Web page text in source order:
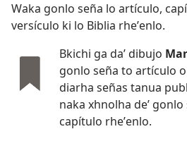
Waka gonlo seña lo artículo,
versículo ki lo Biblia rheʼenlo.
Bkichi ga daʼ dibujo
gonlo seña to artículo
diarha señas tanua
naka xhnolha deʼ
capítulo rheʼenlo.